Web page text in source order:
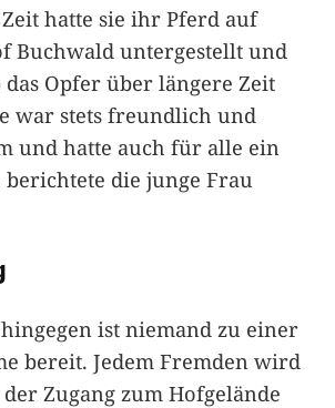
hatte sie ihr Pferd auf
Buchwald untergestellt und
das Opfer über längere Zeit
war stets freundlich und
und hatte auch für alle ein
berichtete die junge Frau
ist niemand zu einer
bereit. Jedem Fremden wird
Zugang zum Hofgelände